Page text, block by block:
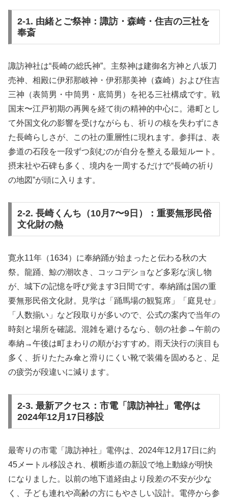
2-1. 由緒とご祭神：諏訪・森崎・住吉の三社を
奉斎
諏訪神社は“長崎の総氏神”。主祭神は建御名方神と八坂刀
売神、相殿に伊邪那岐神・伊邪那美神（森崎）および住吉
三神（表筒男・中筒男・底筒男）を祀る三社構成です。戦
国末〜江戸初期の再興を経て街の精神的中心に。港町とし
て外国文化の影響を受けながらも、祈りの核を失わずにき
た長崎らしさが、この社の重層性に現れます。参拝は、表
参道の石段を一段ずつ刻むのが自分を整える最短ルート。
摂末社や石碑も多く、境内を一周するだけで“長崎の祈り
の地図”が頭に入ります。
2-2. 長崎くんち（10月7〜9日）：重要無形民俗
文化財の熱
寛永11年（1634）に奉納踊が始まったと伝わる秋の大
祭。龍踊、鯨の潮吹き、コッコデショなど多彩な演し物
が、城下の記憶を呼び覚ます3日間です。奉納踊は国の重
要無形民俗文化財。見学は「踊馬場の観覧席」「庭見せ」
「人数揃い」など段取りが多いので、公式の案内で当年の
時刻と場所を確認。混雑を避けるなら、朝の社参→午前の
奉納→午後は町まわりの順がおすすめ。雨天決行の演目も
多く、折りたたみ傘と滑りにくい靴で装備を固めると、足
の疲労が段違いに減ります。
2-3. 最新アクセス：市電「諏訪神社」電停は
2024年12月17日移設
最寄りの市電「諏訪神社」電停は、2024年12月17日に約
45メートル移設され、横断歩道の新設で地上動線が明快
になりました。以前の地下道経由より段差の不安が少な
く、子ども連れや高齢の方にもやさしい設計。電停から参